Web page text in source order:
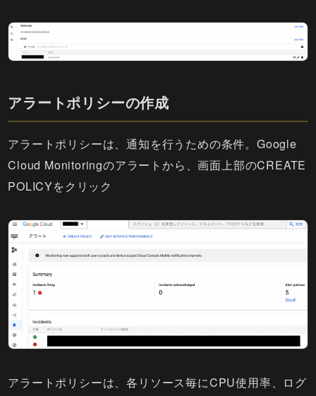
アラートポリシーの作成
アラートポリシーは、通知を行うための条件。Google
Cloud Monitoringのアラートから、画面上部のCREATE
POLICYをクリック
アラートポリシーは、各リソース毎にCPU使用率、ログ